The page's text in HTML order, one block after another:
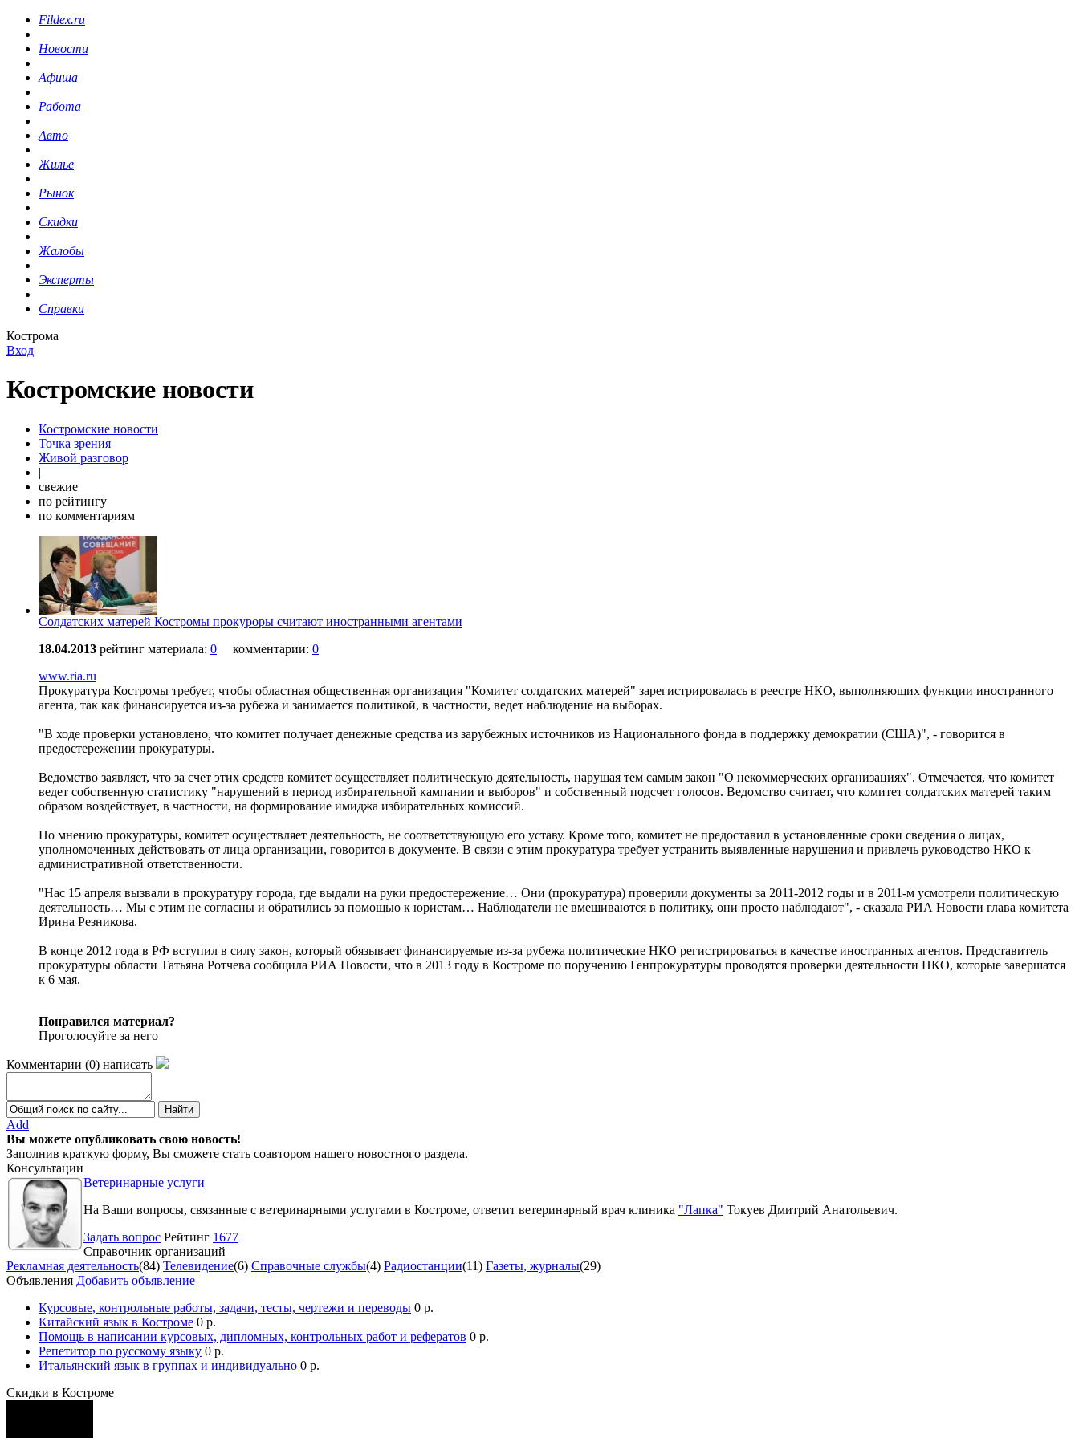
Fildex.ru
Новости
Афиша
Работа
Авто
Жилье
Рынок
Скидки
Жалобы
Эксперты
Справки
Кострома
Вход
Костромские новости
Костромские новости
Точка зрения
Живой разговор
|
свежие
по рейтингу
по комментариям
Солдатских матерей Костромы прокуроры считают иностранными агентами
18.04.2013 рейтинг материала: 0 комментарии: 0
www.ria.ru
Прокуратура Костромы требует, чтобы областная общественная организация "Комитет солдатских матерей" зарегистрировалась в реестре НКО, выполняющих функции иностранного
агента, так как финансируется из-за рубежа и занимается политикой, в частности, ведет наблюдение на выборах.
"В ходе проверки установлено, что комитет получает денежные средства из зарубежных источников из Национального фонда в поддержку демократии (США)", - говорится в
предостережении прокуратуры.
Ведомство заявляет, что за счет этих средств комитет осуществляет политическую деятельность, нарушая тем самым закон "О некоммерческих организациях". Отмечается, что комитет
ведет собственную статистику "нарушений в период избирательной кампании и выборов" и собственный подсчет голосов. Ведомство считает, что комитет солдатских матерей таким
образом воздействует, в частности, на формирование имиджа избирательных комиссий.
По мнению прокуратуры, комитет осуществляет деятельность, не соответствующую его уставу. Кроме того, комитет не предоставил в установленные сроки сведения о лицах,
уполномоченных действовать от лица организации, говорится в документе. В связи с этим прокуратура требует устранить выявленные нарушения и привлечь руководство НКО к
административной ответственности.
"Нас 15 апреля вызвали в прокуратуру города, где выдали на руки предостережение… Они (прокуратура) проверили документы за 2011-2012 годы и в 2011-м усмотрели политическую
деятельность… Мы с этим не согласны и обратились за помощью к юристам… Наблюдатели не вмешиваются в политику, они просто наблюдают", - сказала РИА Новости глава комитета
Ирина Резникова.
В конце 2012 года в РФ вступил в силу закон, который обязывает финансируемые из-за рубежа политические НКО регистрироваться в качестве иностранных агентов. Представитель
прокуратуры области Татьяна Ротчева сообщила РИА Новости, что в 2013 году в Костроме по поручению Генпрокуратуры проводятся проверки деятельности НКО, которые завершатся
к 6 мая.
Понравился материал?
Проголосуйте за него
Комментарии (0) написать
Add
Вы можете опубликовать свою новость!
Заполнив краткую форму, Вы сможете стать соавтором нашего новостного раздела.
Консультации
Ветеринарные услуги
На Ваши вопросы, связанные с ветеринарными услугами в Костроме, ответит ветеринарный врач клиника "Лапка" Токуев Дмитрий Анатольевич.
Задать вопрос Рейтинг 1677
Справочник организаций
Рекламная деятельность(84) Телевидение(6) Справочные службы(4) Радиостанции(11) Газеты, журналы(29)
Объявления Добавить объявление
Курсовые, контрольные работы, задачи, тесты, чертежи и переводы 0 р.
Китайский язык в Костроме 0 р.
Помощь в написании курсовых, дипломных, контрольных работ и рефератов 0 р.
Репетитор по русскому языку 0 р.
Итальянский язык в группах и индивидуально 0 р.
Скидки в Костроме